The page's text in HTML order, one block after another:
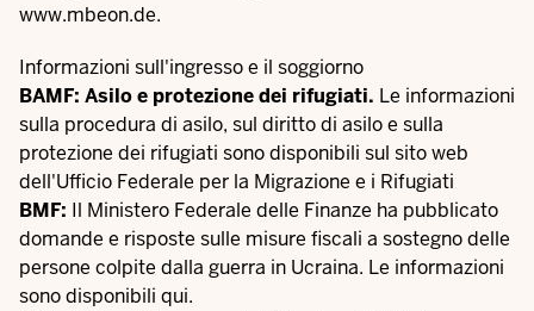
www.mbeon.de.
Informazioni sull'ingresso e il soggiorno
BAMF: Asilo e protezione dei rifugiati. Le informazioni
sulla procedura di asilo, sul diritto di asilo e sulla
protezione dei rifugiati sono disponibili sul sito web
dell'Ufficio Federale per la Migrazione e i Rifugiati
BMF: Il Ministero Federale delle Finanze ha pubblicato
domande e risposte sulle misure fiscali a sostegno delle
persone colpite dalla guerra in Ucraina. Le informazioni
sono disponibili qui.